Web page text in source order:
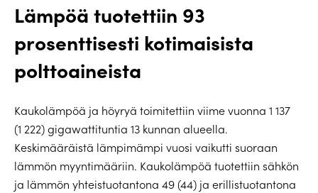
Lämpöä tuotettiin 93
prosenttisesti kotimaisista
polttoaineista
Kaukolämpöä ja höyryä toimitettiin viime vuonna 1 137
(1 222) gigawattituntia 13 kunnan alueella.
Keskimääräistä lämpimämpi vuosi vaikutti suoraan
lämmön myyntimääriin. Kaukolämpöä tuotettiin sähkön
ja lämmön yhteistuotantona 49 (44) ja erillistuotantona